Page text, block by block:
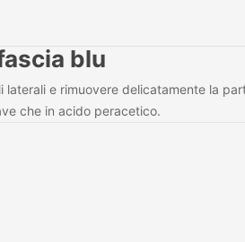
blu
e rimuovere delicatamente la
che in acido peracetico.